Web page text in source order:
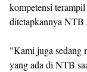
kompetensi
ditetapkannya NTB
"Kami juga sedang
yang ada di NTB